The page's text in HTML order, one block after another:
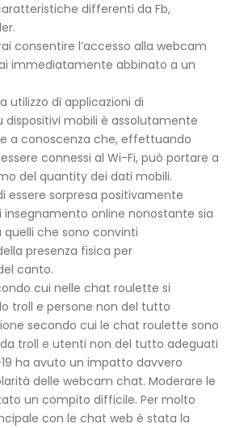
differenti da Fb,
consentire l’accesso alla webcam
immediatamente abbinato a un
utilizzo di applicazioni di
dispositivi mobili è assolutamente
a conoscenza che, effettuando
connessi al Wi-Fi, può portare a
del quantity dei dati mobili.
essere sorpresa positivamente
insegnamento online nonostante sia
che sono convinti
presenza fisica per
canto.
cui nelle chat roulette si
troll e persone non del tutto
secondo cui le chat roulette sono
troll e utenti non del tutto adeguati
ha avuto un impatto davvero
delle webcam chat. Moderare le
un compito difficile. Per molto
con le chat web è stata la